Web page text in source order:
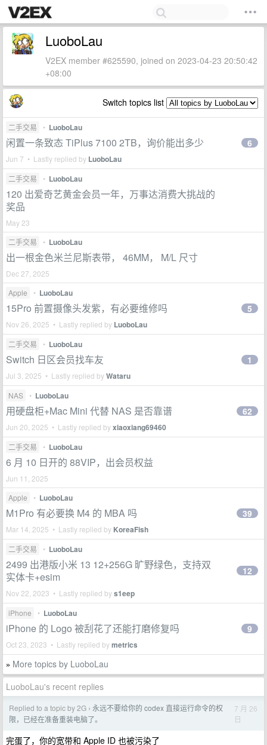
LuoboLau
V2EX member #625590, joined on 2023-04-23 20:50:42
+08:00
Switch topics list
二手交易 • LuoboLau
闲置一条致态 TiPlus 7100 2TB，询价能出多少
Jun 7 • Lastly replied by LuoboLau
6
二手交易 • LuoboLau
120 出爱奇艺黄金会员一年，万事达消费大挑战的
奖品
May 23
二手交易
• LuoboLau
出一根金色米兰尼斯表带， 46MM， M/L 尺寸
Dec 27, 2025
Apple
• LuoboLau
15Pro 前置摄像头发紫，有必要维修吗
Nov 26, 2025 • Lastly replied by LuoboLau
5
二手交易 • LuoboLau
Switch 日区会员找车友
Jul 3, 2025 • Lastly replied byWataru
1
NAS • LuoboLau
用硬盘柜+Mac Mini 代替 NAS 是否靠谱
Jun 20, 2025 • Lastly replied byxiaoxiang69460
62
二手交易 • LuoboLau
6 月 10 日开的 88VIP，出会员权益
Jun 11, 2025
Apple
• LuoboLau
M1Pro 有必要换 M4 的 MBA 吗
Mar 14, 2025 • Lastly replied by KoreaFish
39
二手交易 • LuoboLau
2499 出港版小米 13 12+256G 旷野绿色，支持双
实体卡+esim
Nov 22, 2023 • Lastly replied bys1eep
12
iPhone • LuoboLau
iPhone 的 Logo 被刮花了还能打磨修复吗
Oct 23, 2023 • Lastly replied bymetrics
9
» More topics by LuoboLau
LuoboLau's recent replies
Replied to a topic by 2G › 永远不要给你的 codex 直接运行命令的权
限，已经在准备重装电脑了。
7 月 26
日
完蛋了，你的宽带和 Apple ID 也被污染了